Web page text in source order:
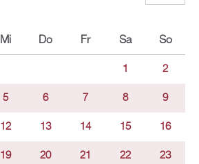
Mi Do Fr Sa So
1 2
5 6 7 8 9
12 13 14 15 16
19 20 21 22 23